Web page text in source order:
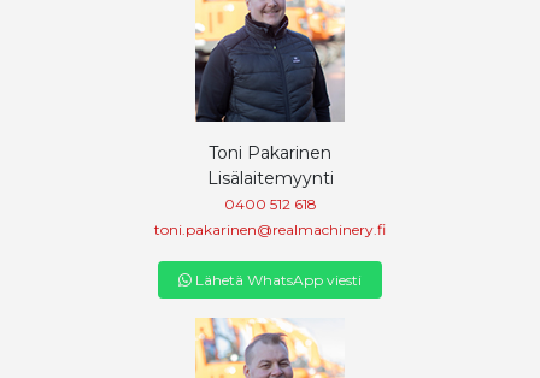
Toni Pakarinen
Lisälaitemyynti
0400 512 618
toni.pakarinen@realmachinery.fi
Lähetä WhatsApp viesti